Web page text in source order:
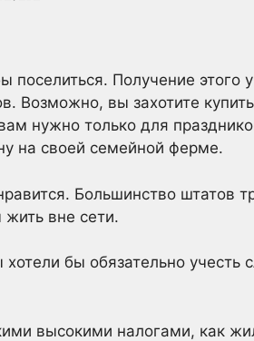
Получение этого
Возможно, вы захотите
нужно только для
на своей семейной ферме.
Большинство штатов
вне сети.
бы обязательно учесть
высокими налогами, как